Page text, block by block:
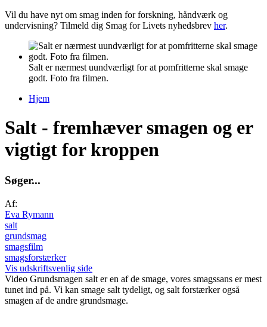
Vil du have nyt om smag inden for forskning, håndværk og
undervisning? Tilmeld dig Smag for Livets nyhedsbrev her.
Salt er nærmest uundværligt for at pomfritterne skal smage
godt. Foto fra filmen.
Hjem
Salt - fremhæver smagen og er
vigtigt for kroppen
Søger...
Af:
Eva Rymann
salt
grundsmag
smagsfilm
smagsforstærker
Vis udskriftsvenlig side
Video Grundsmagen salt er en af de smage, vores smagssans er mest
tunet ind på. Vi kan smage salt tydeligt, og salt forstærker også
smagen af de andre grundsmage.